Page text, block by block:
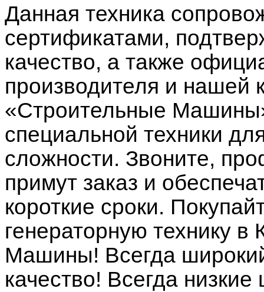
Данная техника
сертификатами,
качество, а также
производителя и нашей
«Строительные
специальной техники
сложности. Звоните,
примут заказ и
короткие сроки.
генераторную технику
Машины! Всегда
качество! Всегда